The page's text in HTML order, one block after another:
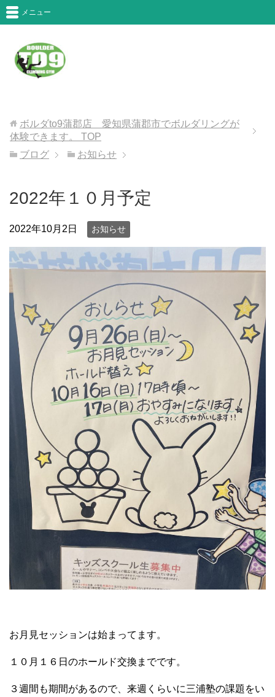
メニュー
ボルダto9蒲郡店 愛知県蒲郡市でボルダリングが
体験できます。
TOP
ブログ
お知らせ
2022年１０月予定
2022年10月2日 お知らせ
お月見セッションは始まってます。
１０月１６日のホールド交換までです。
３週間も期間があるので、来週くらいに三浦塾の課題をい